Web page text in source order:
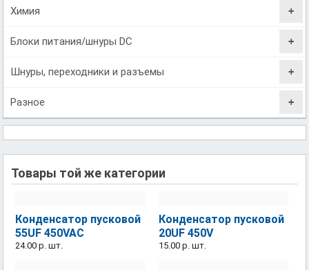
Химия
Блоки питания/шнуры DC
Шнуры, переходники и разъемы
Разное
Товары той же категории
Конденсатор пусковой
55UF 450VAC
24.00 р. шт.
Конденсатор пусковой
20UF 450V
15.00 р. шт.